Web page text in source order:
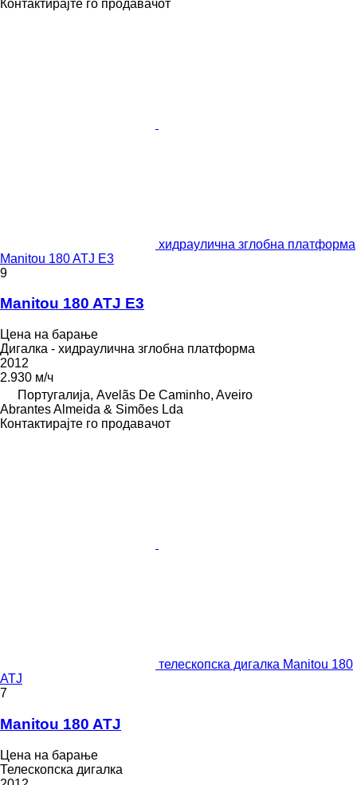
Контактирајте го продавачот
хидраулична зглобна платформа
Manitou 180 ATJ E3
9
Manitou 180 ATJ E3
Цена на барање
Дигалка - хидраулична зглобна платформа
2012
2.930 м/ч
Португалија, Avelãs De Caminho, Aveiro
Abrantes Almeida & Simões Lda
Контактирајте го продавачот
телескопска дигалка Manitou 180
ATJ
7
Manitou 180 ATJ
Цена на барање
Телескопска дигалка